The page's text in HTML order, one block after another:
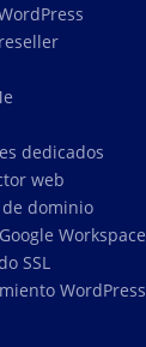
dedicados
web
dominio
Workspace
SSL
WordPress